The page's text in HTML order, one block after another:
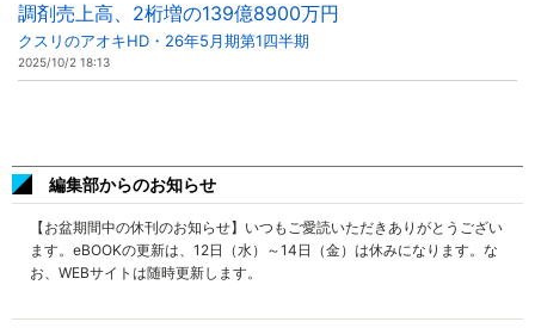
調剤売上高、2桁増の139億8900万円
クスリのアオキHD・26年5月期第1四半期
2025/10/2 18:13
編集部からのお知らせ
【お盆期間中の休刊のお知らせ】いつもご愛読いただきありがとうござい
ます。eBOOKの更新は、12日（水）～14日（金）は休みになります。な
お、WEBサイトは随時更新します。